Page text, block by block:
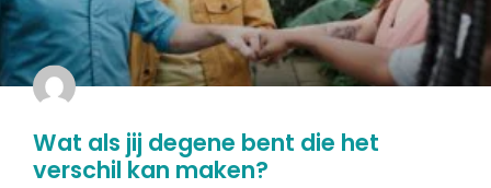
Wat als jij degene bent die het
verschil kan maken?